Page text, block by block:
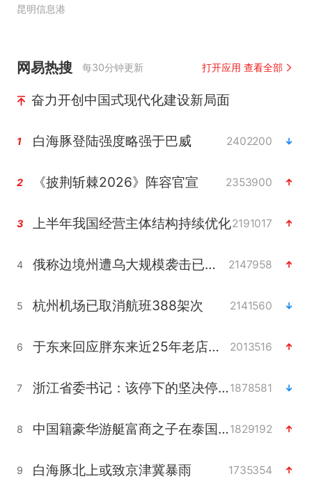
昆明信息港
网易热搜 每30分钟更新 打开应用 查看全部
奋力开创中国式现代化建设新局面
1 白海豚登陆强度略强于巴威 2402200
2 《披荆斩棘2026》阵容官宣 2353900
3 上半年我国经营主体结构持续优化2191017
4 俄称边境州遭乌大规模袭击已致13伤 2147958
5 杭州机场已取消航班388架次 2141560
6 于东来回应胖东来近25年老店年底关闭 2013516
7 浙江省委书记：该停下的坚决停下来1878581
8 中国籍豪华游艇富商之子在泰国被杀1829192
9 白海豚北上或致京津冀暴雨 1735354